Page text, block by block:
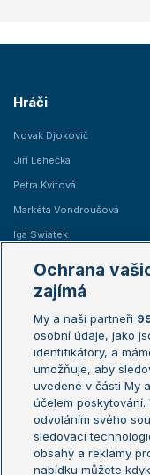
Hráči
Novak Djokovič
Jiří Lehečka
Petra Kvitová
Markéta Vondroušová
Iga Swiatek
Žebříčky
Žebříček ATP (muži)
Žebříček WTA (ženy)
Sázkařský žebříček
Aktualní trendy
Ochrana
zajímá
My a naši partneři
osobní údaje, jako
identifikátory, a
umožňuje, aby
uvedené v části My
účelem
odvoláním svého
sledovací
obsahy a reklamy
nabídku můžete